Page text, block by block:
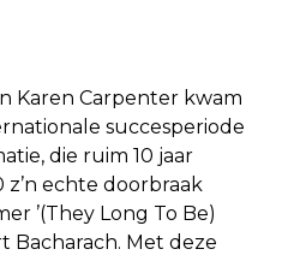
Karen Carpenter kwam
succesperiode
die ruim 10 jaar
echte doorbraak
’(They Long To Be)
Bacharach. Met deze